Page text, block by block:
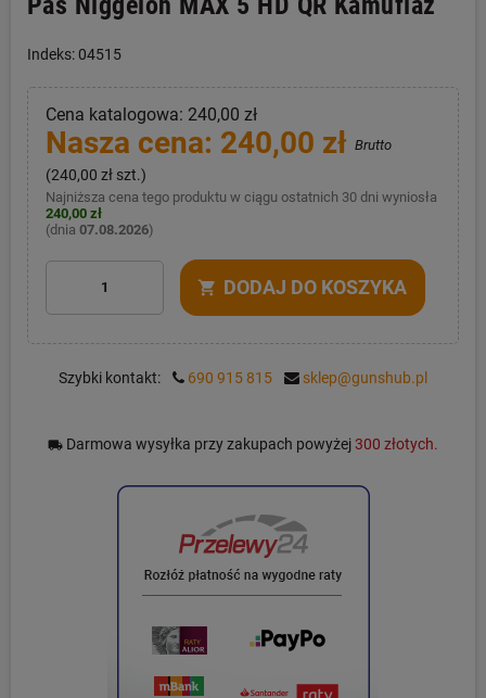
Indeks: 04515
Cena katalogowa: 240,00 zł
Nasza cena: 240,00 zł Brutto
(240,00 zł szt.)
Najniższa cena tego produktu w ciągu ostatnich 30 dni wyniosła
240,00 zł
(dnia 07.08.2026)
shopping_cart DODAJ DO KOSZYKA
Szybki kontakt: 690 915 815 sklep@gunshub.pl
local_shipping Darmowa wysyłka przy zakupach powyżej300 złotych.